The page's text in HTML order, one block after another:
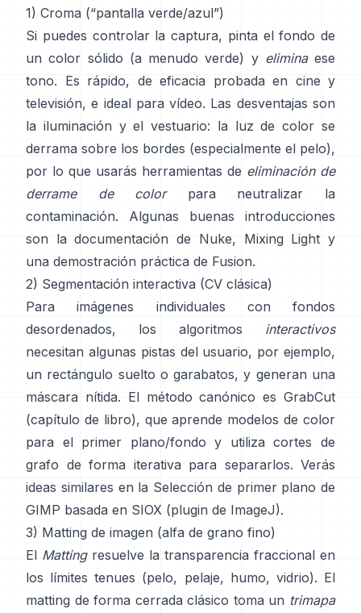
1) Croma (“pantalla verde/azul”)
Si puedes controlar la captura, pinta el fondo de
un color sólido (a menudo verde) y eliminaese
tono. Es rápido, de eficacia probada en cine y
televisión, e ideal para vídeo. Las desventajas son
la iluminación y el vestuario: la luz de color se
derrama sobre los bordes (especialmente el pelo),
por lo que usarás herramientas de eliminación de
derrame de colorpara neutralizar la
contaminación. Algunas buenas introducciones
son la documentación de Nuke, Mixing Light y
una demostración práctica de Fusion.
2) Segmentación interactiva (CV clásica)
Para imágenes individuales con fondos
desordenados, los algoritmos interactivos
necesitan algunas pistas del usuario, por ejemplo,
un rectángulo suelto o garabatos, y generan una
máscara nítida. El método canónico es GrabCut
(capítulo de libro), que aprende modelos de color
para el primer plano/fondo y utiliza cortes de
grafo de forma iterativa para separarlos. Verás
ideas similares en la Selección de primer plano de
GIMP basada en SIOX (plugin de ImageJ).
3) Matting de imagen (alfa de grano fino)
El Mattingresuelve la transparencia fraccional en
los límites tenues (pelo, pelaje, humo, vidrio). El
matting de forma cerrada clásico toma un trimapa